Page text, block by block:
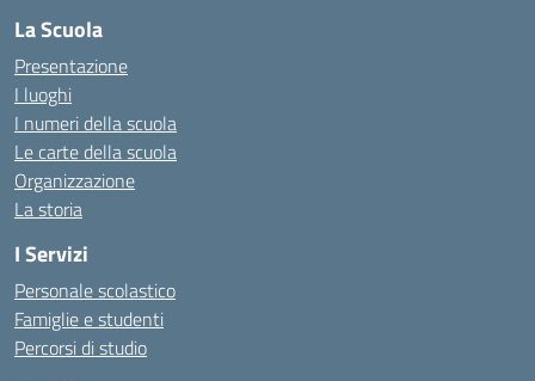
La Scuola
Presentazione
I luoghi
I numeri della scuola
Le carte della scuola
Organizzazione
La storia
I Servizi
Personale scolastico
Famiglie e studenti
Percorsi di studio